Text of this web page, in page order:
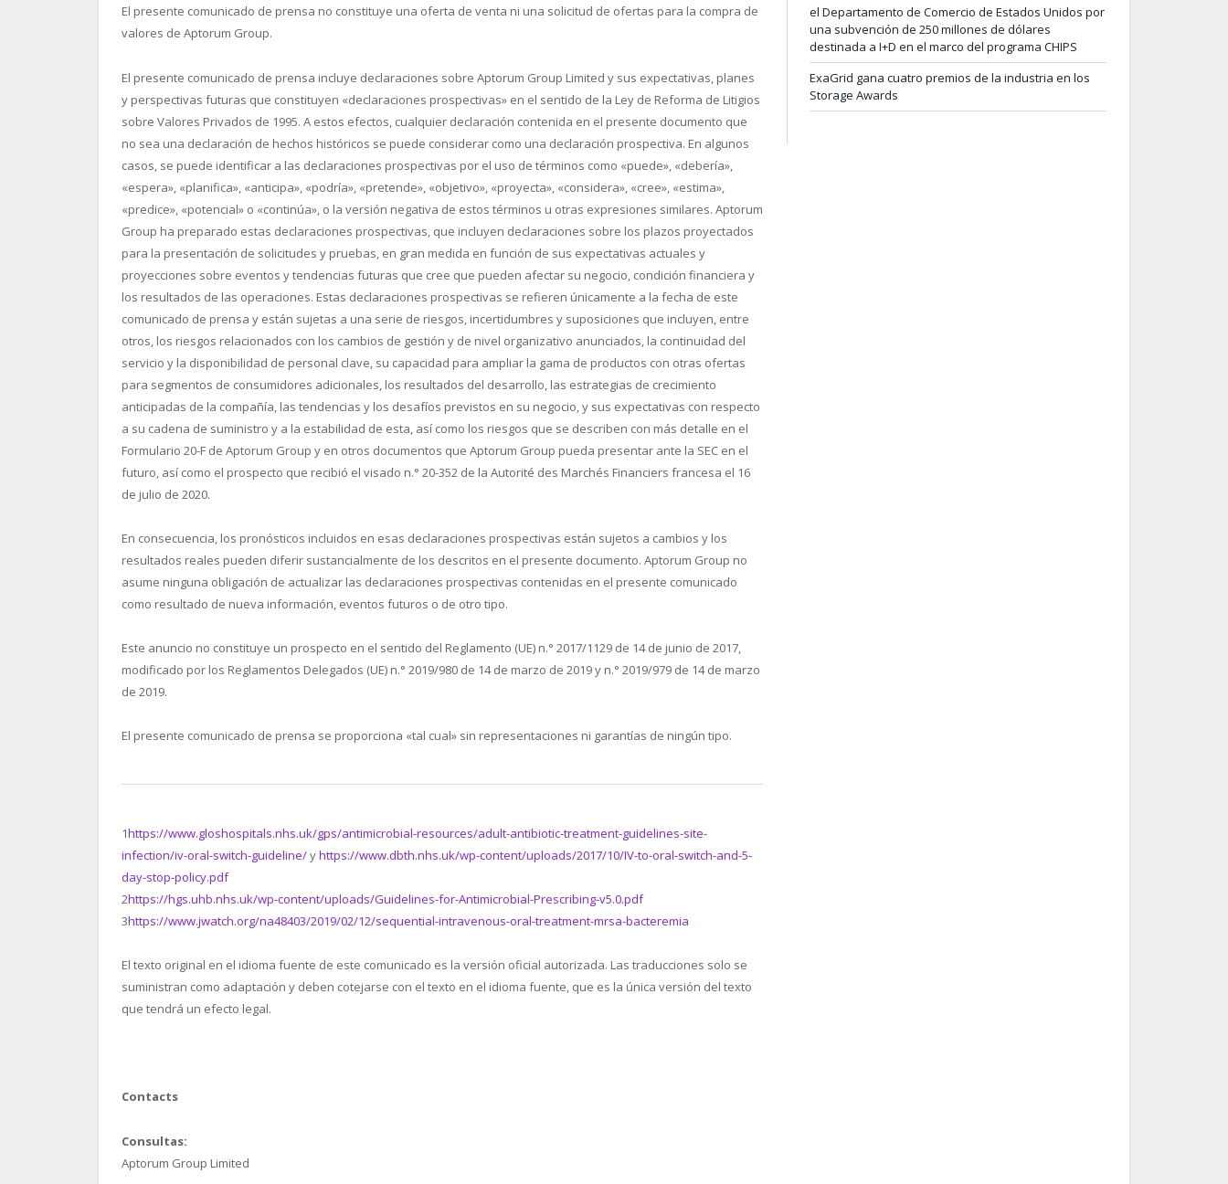
El presente comunicado de prensa no constituye una oferta de venta ni una solicitud de ofertas para la compra de
valores de Aptorum Group.
El presente comunicado de prensa incluye declaraciones sobre Aptorum Group Limited y sus expectativas, planes
y perspectivas futuras que constituyen «declaraciones prospectivas» en el sentido de la Ley de Reforma de Litigios
sobre Valores Privados de 1995. A estos efectos, cualquier declaración contenida en el presente documento que
no sea una declaración de hechos históricos se puede considerar como una declaración prospectiva. En algunos
casos, se puede identificar a las declaraciones prospectivas por el uso de términos como «puede», «debería»,
«espera», «planifica», «anticipa», «podría», «pretende», «objetivo», «proyecta», «considera», «cree», «estima»,
«predice», «potencial» o «continúa», o la versión negativa de estos términos u otras expresiones similares. Aptorum
Group ha preparado estas declaraciones prospectivas, que incluyen declaraciones sobre los plazos proyectados
para la presentación de solicitudes y pruebas, en gran medida en función de sus expectativas actuales y
proyecciones sobre eventos y tendencias futuras que cree que pueden afectar su negocio, condición financiera y
los resultados de las operaciones. Estas declaraciones prospectivas se refieren únicamente a la fecha de este
comunicado de prensa y están sujetas a una serie de riesgos, incertidumbres y suposiciones que incluyen, entre
otros, los riesgos relacionados con los cambios de gestión y de nivel organizativo anunciados, la continuidad del
servicio y la disponibilidad de personal clave, su capacidad para ampliar la gama de productos con otras ofertas
para segmentos de consumidores adicionales, los resultados del desarrollo, las estrategias de crecimiento
anticipadas de la compañía, las tendencias y los desafíos previstos en su negocio, y sus expectativas con respecto
a su cadena de suministro y a la estabilidad de esta, así como los riesgos que se describen con más detalle en el
Formulario 20-F de Aptorum Group y en otros documentos que Aptorum Group pueda presentar ante la SEC en el
futuro, así como el prospecto que recibió el visado n.° 20-352 de la Autorité des Marchés Financiers francesa el 16
de julio de 2020.
En consecuencia, los pronósticos incluidos en esas declaraciones prospectivas están sujetos a cambios y los
resultados reales pueden diferir sustancialmente de los descritos en el presente documento. Aptorum Group no
asume ninguna obligación de actualizar las declaraciones prospectivas contenidas en el presente comunicado
como resultado de nueva información, eventos futuros o de otro tipo.
Este anuncio no constituye un prospecto en el sentido del Reglamento (UE) n.° 2017/1129 de 14 de junio de 2017,
modificado por los Reglamentos Delegados (UE) n.° 2019/980 de 14 de marzo de 2019 y n.° 2019/979 de 14 de marzo
de 2019.
El presente comunicado de prensa se proporciona «tal cual» sin representaciones ni garantías de ningún tipo.
1https://www.gloshospitals.nhs.uk/gps/antimicrobial-resources/adult-antibiotic-treatment-guidelines-site-
infection/iv-oral-switch-guideline/yhttps://www.dbth.nhs.uk/wp-content/uploads/2017/10/IV-to-oral-switch-and-5-
day-stop-policy.pdf
2https://hgs.uhb.nhs.uk/wp-content/uploads/Guidelines-for-Antimicrobial-Prescribing-v5.0.pdf
3https://www.jwatch.org/na48403/2019/02/12/sequential-intravenous-oral-treatment-mrsa-bacteremia
El texto original en el idioma fuente de este comunicado es la versión oficial autorizada. Las traducciones solo se
suministran como adaptación y deben cotejarse con el texto en el idioma fuente, que es la única versión del texto
que tendrá un efecto legal.
Contacts
Consultas:
Aptorum Group Limited
el Departamento de Comercio de Estados Unidos por
una subvención de 250 millones de dólares
destinada a I+D en el marco del programa CHIPS
ExaGrid gana cuatro premios de la industria en los
Storage Awards